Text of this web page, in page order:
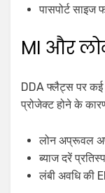
पासपोर्ट साइज
MI और
DDA फ्लैट्स पर कई
प्रोजेक्ट होने के
लोन अप्रूवल
ब्याज दरें
लंबी अवधि की